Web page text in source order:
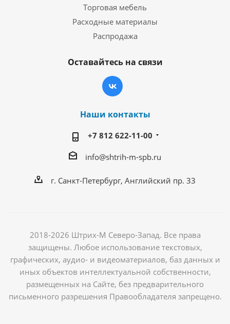
Торговая мебель
Расходные материалы
Распродажа
Оставайтесь на связи
Наши контакты
+7 812 622-11-00
info@shtrih-m-spb.ru
г. Санкт-Петербург, Английский пр. 33
2018-2026 Штрих-М Северо-Запад. Все права
защищены. Любое использование текстовых,
графических, аудио- и видеоматериалов, баз данных и
иных объектов интеллектуальной собственности,
размещенных на Сайте, без предварительного
письменного разрешения Правообладателя запрещено.